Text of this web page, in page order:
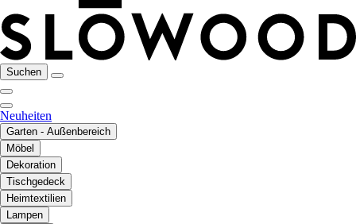
Suchen
Neuheiten
Garten - Außenbereich
Möbel
Dekoration
Tischgedeck
Heimtextilien
Lampen